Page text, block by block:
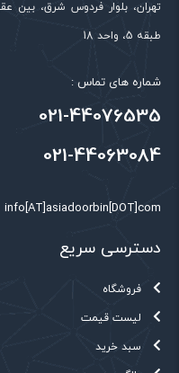
طبقه 5، واحد 18
شماره های تماس :
021-44076535
021-44063084
info[AT]asiadoorbin[DOT]com
دسترسی سریع
فروشگاه
لیست قیمت
سبد خرید